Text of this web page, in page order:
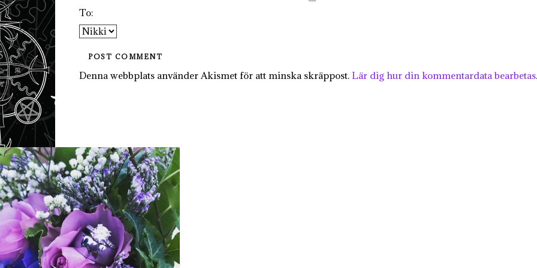
To:
Denna webbplats använder Akismet för att minska skräppost. Lär dig hur din kommentardata bearbetas.